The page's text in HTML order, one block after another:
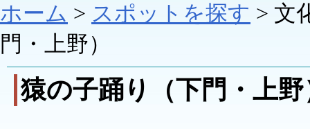
ホーム > スポットを探す > 文
門・上野）
猿の子踊り（下門・上野